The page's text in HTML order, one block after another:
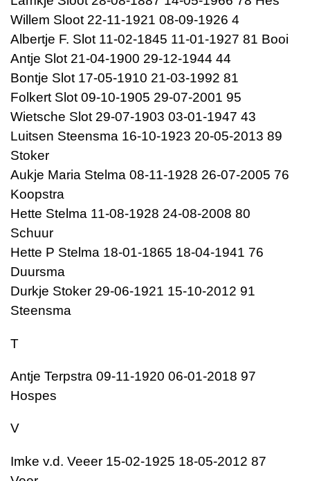
Willem Sloot 22-11-1921 08-09-1926 4
Albertje F. Slot 11-02-1845 11-01-1927 81 Booi
Antje Slot 21-04-1900 29-12-1944 44
Bontje Slot 17-05-1910 21-03-1992 81
Folkert Slot 09-10-1905 29-07-2001 95
Wietsche Slot 29-07-1903 03-01-1947 43
Luitsen Steensma 16-10-1923 20-05-2013 89
Stoker
Aukje Maria Stelma 08-11-1928 26-07-2005 76
Koopstra
Hette Stelma 11-08-1928 24-08-2008 80
Schuur
Hette P Stelma 18-01-1865 18-04-1941 76
Duursma
Durkje Stoker 29-06-1921 15-10-2012 91
Steensma
T
Antje Terpstra 09-11-1920 06-01-2018 97
Hospes
V
Imke v.d. Veeer 15-02-1925 18-05-2012 87